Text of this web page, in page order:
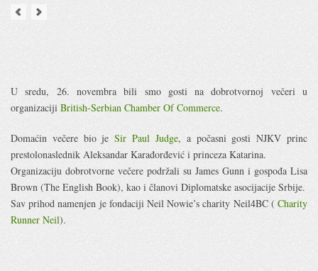
U sredu, 26. novembra bili smo gosti na dobrotvornoj večeri u
organizaciji British-Serbian Chamber Of Commerce.
Domaćin večere bio jeSir Paul Judge, a počasni gosti NJKV princ
prestolonaslednik Aleksandar Karađorđević i princeza Katarina.
Organizaciju dobrotvorne večere podržali su James Gunn i gospođa Lisa
Brown (The English Book), kao i članovi Diplomatske asocijacije Srbije.
Sav prihod namenjen je fondaciji Neil Nowie’s charity Neil4BC ( Charity
Runner Neil).